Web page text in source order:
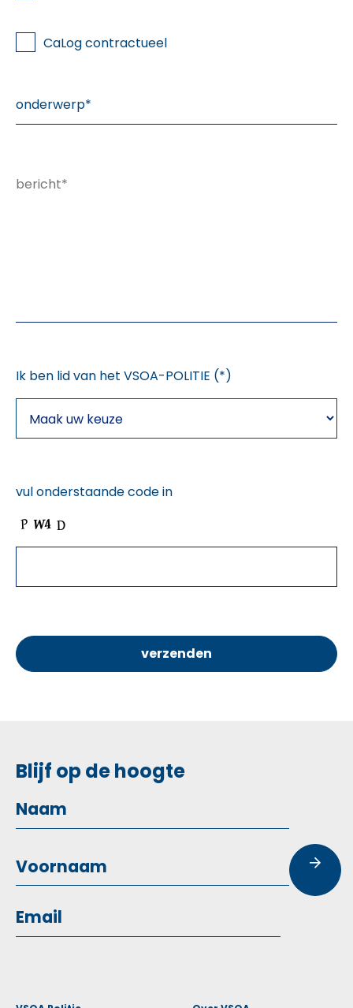
CaLog contractueel
Ik ben lid van het VSOA-POLITIE (*)
vul onderstaande code in
Blijf op de hoogte